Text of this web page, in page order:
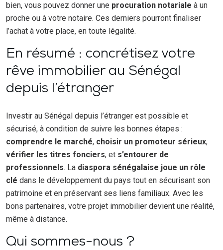
bien, vous pouvez donner une procuration notariale à un
proche ou à votre notaire. Ces derniers pourront finaliser
l’achat à votre place, en toute légalité.
En résumé : concrétisez votre
rêve immobilier au Sénégal
depuis l’étranger
Investir au Sénégal depuis l’étranger est possible et
sécurisé, à condition de suivre les bonnes étapes :
comprendre le marché, choisir un promoteur sérieux,
vérifier les titres fonciers, et s’entourer de
professionnels. La diaspora sénégalaise joue un rôle
clé dans le développement du pays tout en sécurisant son
patrimoine et en préservant ses liens familiaux. Avec les
bons partenaires, votre projet immobilier devient une réalité,
même à distance.
Qui sommes-nous ?